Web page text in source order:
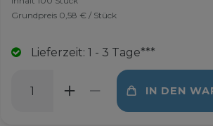
Grundpreis 0,58 € / Stück
Lieferzeit: 1 - 3 Tage***
IN DEN